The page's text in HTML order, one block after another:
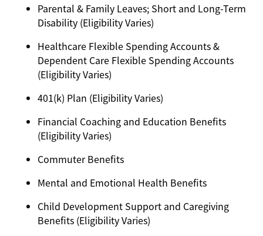
Parental & Family Leaves; Short and Long-Term
Disability (Eligibility Varies)
Healthcare Flexible Spending Accounts &
Dependent Care Flexible Spending Accounts
(Eligibility Varies)
401(k) Plan (Eligibility Varies)
Financial Coaching and Education Benefits
(Eligibility Varies)
Commuter Benefits
Mental and Emotional Health Benefits
Child Development Support and Caregiving
Benefits (Eligibility Varies)